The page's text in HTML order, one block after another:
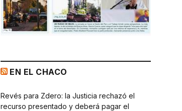
EN EL CHACO
Revés para Zdero: la Justicia rechazó el
recurso presentado y deberá pagar el